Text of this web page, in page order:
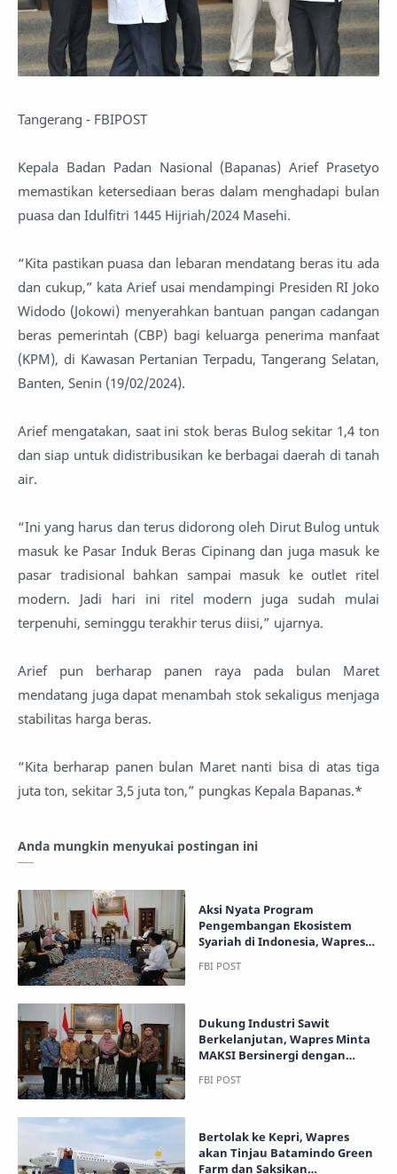
Tangerang - FBIPOST
Kepala Badan Padan Nasional (Bapanas) Arief Prasetyo
memastikan ketersediaan beras dalam menghadapi bulan
puasa dan Idulfitri 1445 Hijriah/2024 Masehi.
“Kita pastikan puasa dan lebaran mendatang beras itu ada
dan cukup,” kata Arief usai mendampingi Presiden RI Joko
Widodo (Jokowi) menyerahkan bantuan pangan cadangan
beras pemerintah (CBP) bagi keluarga penerima manfaat
(KPM), di Kawasan Pertanian Terpadu, Tangerang Selatan,
Banten, Senin (19/02/2024).
Arief mengatakan, saat ini stok beras Bulog sekitar 1,4 ton
dan siap untuk didistribusikan ke berbagai daerah di tanah
air.
“Ini yang harus dan terus didorong oleh Dirut Bulog untuk
masuk ke Pasar Induk Beras Cipinang dan juga masuk ke
pasar tradisional bahkan sampai masuk ke outlet ritel
modern. Jadi hari ini ritel modern juga sudah mulai
terpenuhi, seminggu terakhir terus diisi,” ujarnya.
Arief pun berharap panen raya pada bulan Maret
mendatang juga dapat menambah stok sekaligus menjaga
stabilitas harga beras.
“Kita berharap panen bulan Maret nanti bisa di atas tiga
juta ton, sekitar 3,5 juta ton,” pungkas Kepala Bapanas.*
Anda mungkin menyukai postingan ini
Aksi Nyata Program
Pengembangan Ekosistem
Syariah di Indonesia, Wapres
Dukung Industri Sawit
Berkelanjutan, Wapres Minta
MAKSI Bersinergi dengan
Petani Sawit
Bertolak ke Kepri, Wapres
akan Tinjau Batamindo Green
Farm dan Saksikan